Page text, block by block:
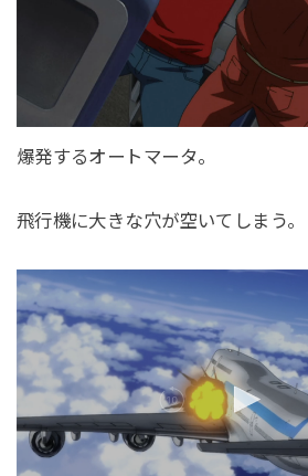
爆発するオートマータ。
飛行機に大きな穴が空いてしまう。